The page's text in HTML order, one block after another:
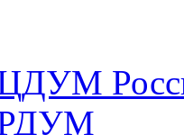
РДУМ